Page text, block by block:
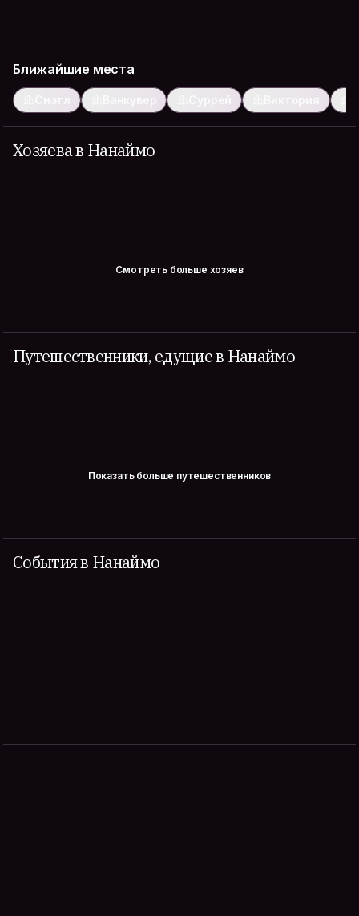
Ближайшие места
Сиэтл Ванкувер Суррей Виктория
Хозяева в Нанаймо
Смотреть больше хозяев
Путешественники, едущие в Нанаймо
Показать больше путешественников
События в Нанаймо